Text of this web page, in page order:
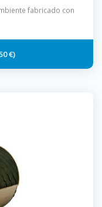
fabricado con
€